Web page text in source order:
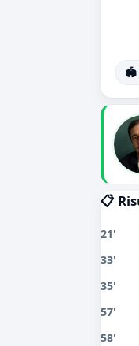
🏟️
📋
21'
33'
35'
57'
58'